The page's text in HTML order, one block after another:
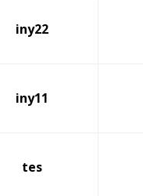
iny22
iny11
tes